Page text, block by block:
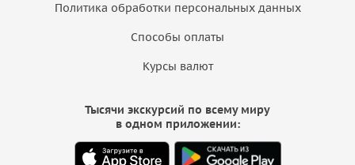
Политика обработки персональных данных
Способы оплаты
Курсы валют
Тысячи экскурсий по всему миру
в одном приложении: